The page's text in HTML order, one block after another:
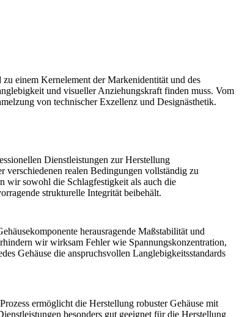
einem Kernelement der Markenidentität und des
und visueller Anziehungskraft finden muss. Vom
von technischer Exzellenz und Designästhetik.
Dienstleistungen zur Herstellung
realen Bedingungen vollständig zu
wir sowohl die Schlagfestigkeit als auch die
strukturelle Integrität beibehält.
herausragende Maßstabilität und
wir wirksam Fehler wie Spannungskonzentration,
Gehäuse die anspruchsvollen Langlebigkeitsstandards
ermöglicht die Herstellung robuster Gehäuse mit
besonders gut geeignet für die Herstellung